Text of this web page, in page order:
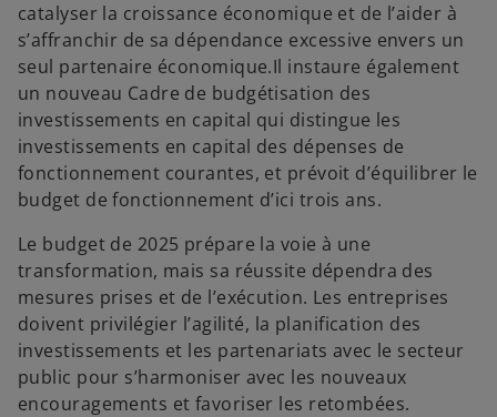
catalyser la croissance économique et de l’aider à
s’affranchir de sa dépendance excessive envers un
seul partenaire économique.Il instaure également
un nouveau Cadre de budgétisation des
investissements en capital qui distingue les
investissements en capital des dépenses de
fonctionnement courantes, et prévoit d’équilibrer le
budget de fonctionnement d’ici trois ans.
Le budget de 2025 prépare la voie à une
transformation, mais sa réussite dépendra des
mesures prises et de l’exécution. Les entreprises
doivent privilégier l’agilité, la planification des
investissements et les partenariats avec le secteur
public pour s’harmoniser avec les nouveaux
encouragements et favoriser les retombées.
s
’
o
u
v
r
e